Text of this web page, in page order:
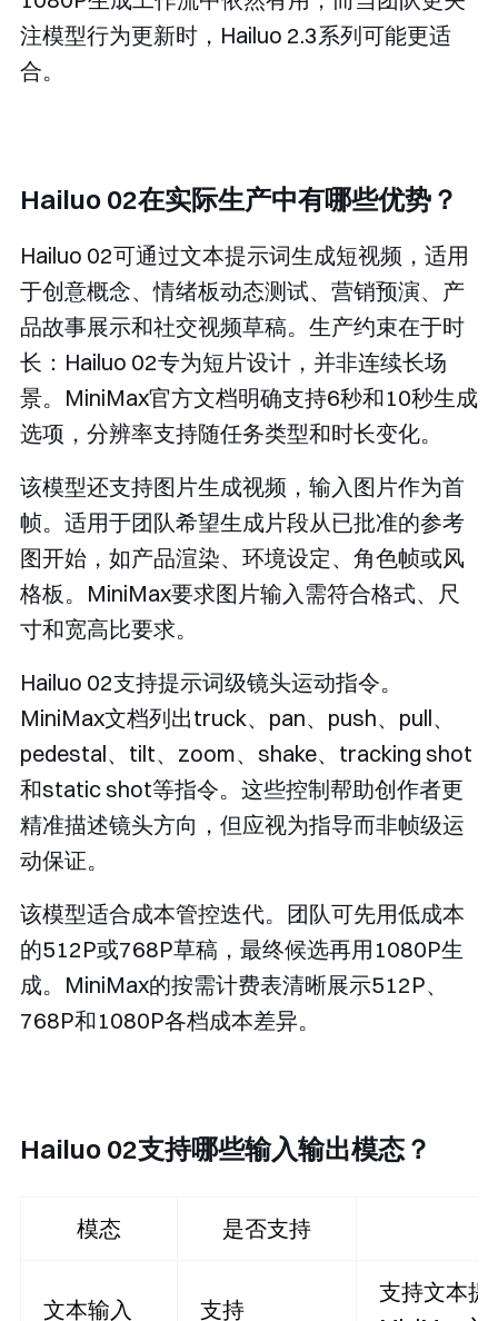
注模型行为更新时，Hailuo 2.3系列可能更适
合。
Hailuo 02在实际生产中有哪些优势？
Hailuo 02可通过文本提示词生成短视频，适用
于创意概念、情绪板动态测试、营销预演、产
品故事展示和社交视频草稿。生产约束在于时
长：Hailuo 02专为短片设计，并非连续长场
景。MiniMax官方文档明确支持6秒和10秒生成
选项，分辨率支持随任务类型和时长变化。
该模型还支持图片生成视频，输入图片作为首
帧。适用于团队希望生成片段从已批准的参考
图开始，如产品渲染、环境设定、角色帧或风
格板。MiniMax要求图片输入需符合格式、尺
寸和宽高比要求。
Hailuo 02支持提示词级镜头运动指令。
MiniMax文档列出truck、pan、push、pull、
pedestal、tilt、zoom、shake、tracking shot
和static shot等指令。这些控制帮助创作者更
精准描述镜头方向，但应视为指导而非帧级运
动保证。
该模型适合成本管控迭代。团队可先用低成本
的512P或768P草稿，最终候选再用1080P生
成。MiniMax的按需计费表清晰展示512P、
768P和1080P各档成本差异。
Hailuo 02支持哪些输入输出模态？
模态 是否支持
文本输入 支持
支持文本提